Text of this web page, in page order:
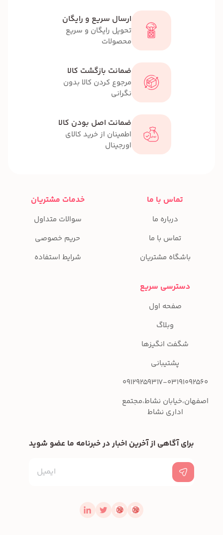
ارسال سریع و رایگان
تحویل رایگان و سریع
محصولات
ضمانت بازگشت کالا
مرجوع کردن کالا بدون
نگرانی
ضمانت اصل بودن کالا
اطمینان از خرید کالای
اورجینال
تماس با ما
درباره ما
تماس با ما
باشگاه مشتریان
خدمات مشتریان
سوالات متداول
حریم خصوصی
شرایط استفاده
دسترسی سریع
صفحه اول
وبلاگ
شگفت انگیزها
پشتیبانی
09129259317-03191092560
اصفهان،خیابان نشاط،مجتمع
اداری نشاط
برای آگاهی از آخرین اخبار در خبرنامه ما عضو شوید